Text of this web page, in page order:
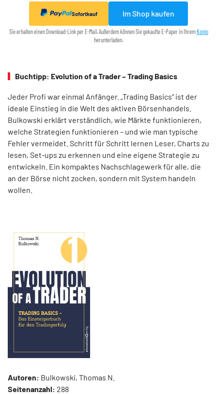
Sofortkauf Im Shop kaufen
Sie erhalten einen Download-Link per E-Mail. Außerdem können Sie gekaufte E-Paper in Ihrem Konto
herunterladen.
Buchtipp: Evolution of a Trader – Trading Basics
Jeder Profi war einmal Anfänger. „Trading Basics“ ist der
ideale Einstieg in die Welt des aktiven Börsenhandels.
Bulkowski erklärt verständlich, wie Märkte funktionieren,
welche Strategien funktionieren – und wie man typische
Fehler vermeidet. Schritt für Schritt lernen Leser, Charts zu
lesen, Set-ups zu erkennen und eine eigene Strategie zu
entwickeln. Ein kompaktes Nachschlagewerk für alle, die
an der Börse nicht zocken, sondern mit System handeln
wollen.
Autoren: Bulkowski, Thomas N.
Seitenanzahl: 288